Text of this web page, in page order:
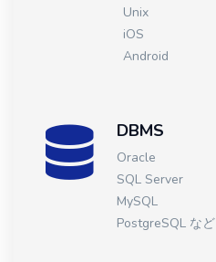
Unix
iOS
Android
DBMS
Oracle
SQL Server
MySQL
PostgreSQL など